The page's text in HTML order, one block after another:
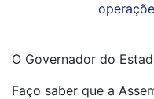
O Governador do
Faço saber que a